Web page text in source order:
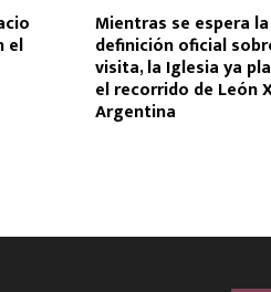
el
Mientras se espera la
definición oficial
visita, la Iglesia ya
el recorrido de León
Argentina